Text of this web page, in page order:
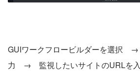
GUIワークフロービルダーを選択　
力　→　監視したいサイトのURLを